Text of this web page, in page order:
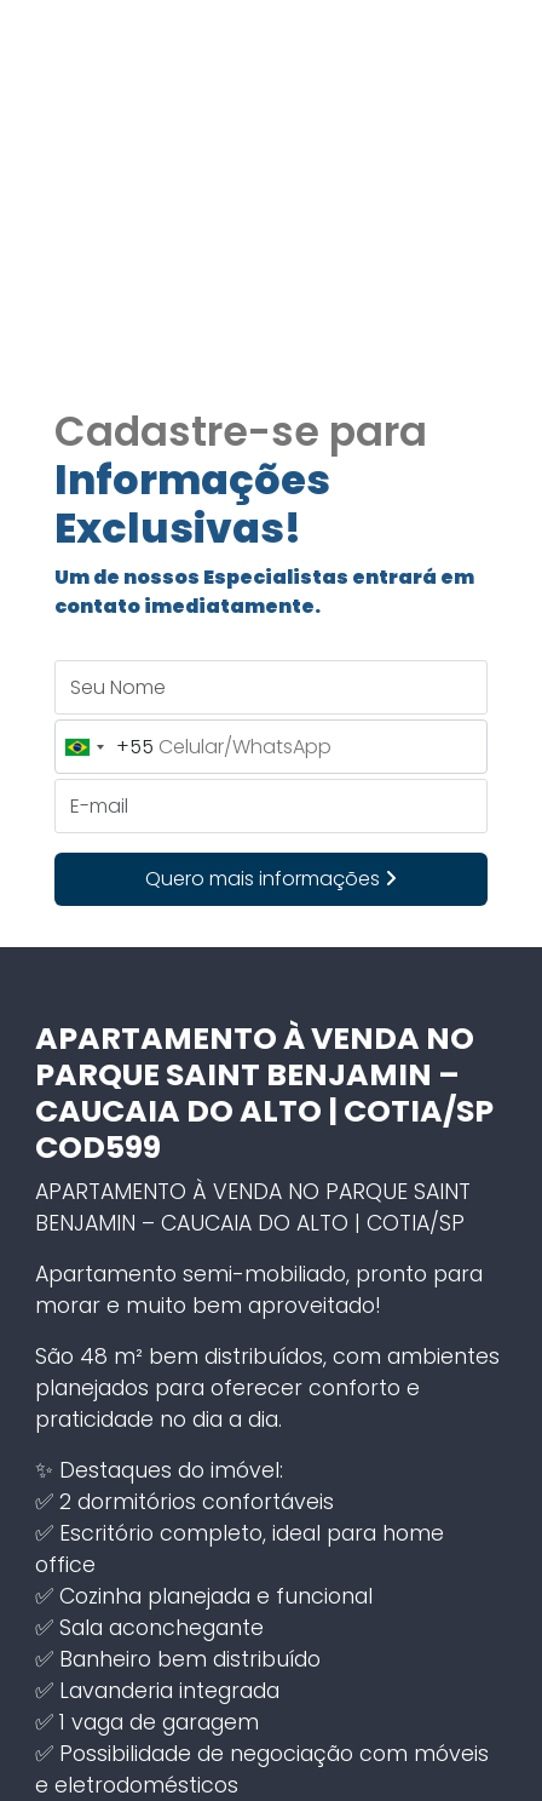
Cadastre-se para
Informações
Exclusivas!
Um de nossos Especialistas entrará em
contato imediatamente.
Brazil
+55
+55
Quero mais informações
APARTAMENTO À VENDA NO
PARQUE SAINT BENJAMIN –
CAUCAIA DO ALTO | COTIA/SP
COD599
APARTAMENTO À VENDA NO PARQUE SAINT
BENJAMIN – CAUCAIA DO ALTO | COTIA/SP
Apartamento semi-mobiliado, pronto para
morar e muito bem aproveitado!
São 48 m² bem distribuídos, com ambientes
planejados para oferecer conforto e
praticidade no dia a dia.
✨ Destaques do imóvel:
✅ 2 dormitórios confortáveis
✅ Escritório completo, ideal para home
office
✅ Cozinha planejada e funcional
✅ Sala aconchegante
✅ Banheiro bem distribuído
✅ Lavanderia integrada
✅ 1 vaga de garagem
✅ Possibilidade de negociação com móveis
e eletrodomésticos